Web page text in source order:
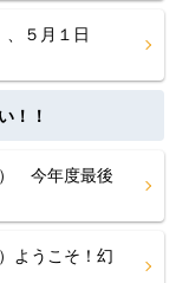
５月１日
！！
今年度最後
ようこそ！幻